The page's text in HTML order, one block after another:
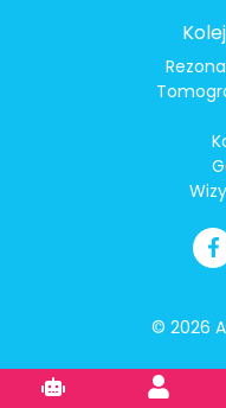
© 2026